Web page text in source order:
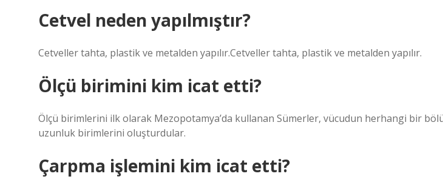
Cetvel neden yapılmıştır?
Cetveller tahta, plastik ve metalden yapılır.Cetveller tahta, plastik ve metalden yapılır.
Ölçü birimini kim icat etti?
Ölçü birimlerini ilk olarak Mezopotamya’da kullanan Sümerler, vücudun herhangi bir
uzunluk birimlerini oluşturdular.
Çarpma işlemini kim icat etti?